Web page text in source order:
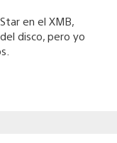
en el XMB,
disco, pero yo